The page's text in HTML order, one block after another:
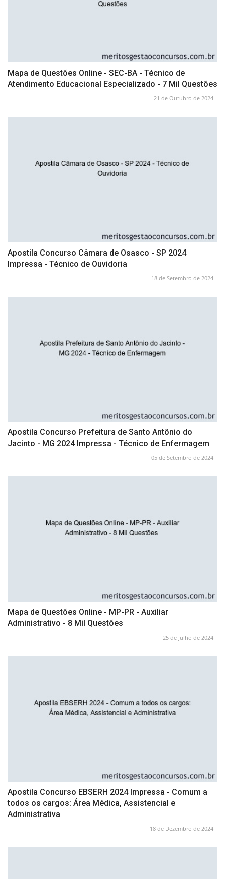
Mapa de Questões Online - SEC-BA - Técnico de
Atendimento Educacional Especializado - 7 Mil Questões
21 de Outubro de 2024
Apostila Concurso Câmara de Osasco - SP 2024
Impressa - Técnico de Ouvidoria
18 de Setembro de 2024
Apostila Concurso Prefeitura de Santo Antônio do
Jacinto - MG 2024 Impressa - Técnico de Enfermagem
05 de Setembro de 2024
Mapa de Questões Online - MP-PR - Auxiliar
Administrativo - 8 Mil Questões
25 de Julho de 2024
Apostila Concurso EBSERH 2024 Impressa - Comum a
todos os cargos: Área Médica, Assistencial e
Administrativa
18 de Dezembro de 2024